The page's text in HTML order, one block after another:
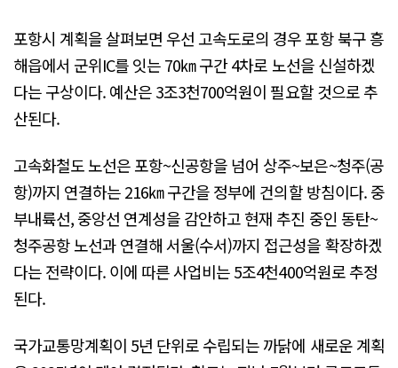
포항시 계획을 살펴보면 우선 고속도로의 경우 포항 북구 흥
해읍에서 군위IC를 잇는 70㎞ 구간 4차로 노선을 신설하겠
다는 구상이다. 예산은 3조3천700억원이 필요할 것으로 추
산된다.
고속화철도 노선은 포항~신공항을 넘어 상주~보은~청주(공
항)까지 연결하는 216㎞ 구간을 정부에 건의할 방침이다. 중
부내륙선, 중앙선 연계성을 감안하고 현재 추진 중인 동탄~
청주공항 노선과 연결해 서울(수서)까지 접근성을 확장하겠
다는 전략이다. 이에 따른 사업비는 5조4천400억원로 추정
된다.
국가교통망계획이 5년 단위로 수립되는 까닭에 새로운 계획